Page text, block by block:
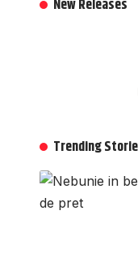
New Releases
Trending